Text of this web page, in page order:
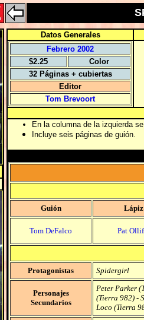
Datos Generales
Febrero 2002
$2.25
Color
32 Páginas + cubiertas
Editor
Tom Brevoort
En la columna de la izquierda
Incluye seis páginas de guión.
Guión Lápiz
Tom DeFalco Pat
Protagonistas Spidergirl
Personajes
Secundarios
Peter Parker
(Tierra 982) -
Loco (Tierra